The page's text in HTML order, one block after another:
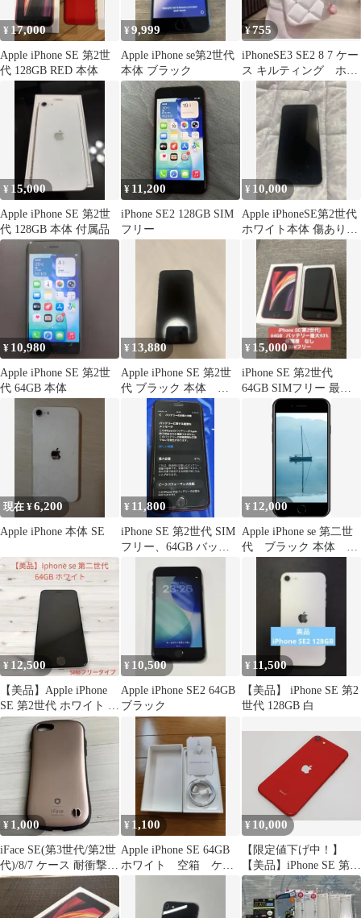
¥ 17,000
Apple iPhone SE 第2世
代 128GB RED 本体
¥9,999
Apple iPhone se第2世代
本体 ブラック
¥755
iPhoneSE3 SE2 8 7 ケー
ス キルティング ホワ
イト
¥ 15,000
Apple iPhone SE 第2世
代 128GB 本体 付属品
¥ 11,200
iPhone SE2 128GB SIM
フリー
¥ 10,000
Apple iPhoneSE第2世代
ホワイト本体 傷ありバ
ッテリー最大容量76%
¥ 10,980
Apple iPhone SE 第2世
代 64GB 本体
¥ 13,880
Apple iPhone SE 第2世
代 ブラック 本体
¥ 15,000
iPhone SE 第2世代
64GB SIMフリー 最大
電池93%
現在 ¥6,200
Apple iPhone 本体 SE
¥ 11,800
iPhone SE 第2世代 SIM
フリー、64GB バッテ
¥ 12,000
Apple iPhone se 第二世
代 ブラック 本体 未
¥ 12,500
【美品】Apple iPhone
SE 第2世代 ホワイト 本
体
¥ 10,500
Apple iPhone SE2 64GB
ブラック
¥ 11,500
【美品】 iPhone SE 第2
世代 128GB 白
¥ 1,000
iFace SE(第3世代/第2世
代)/8/7 ケース 耐衝撃
ローズゴールド
¥ 1,100
Apple iPhone SE 64GB
ホワイト 空箱 ケー
¥10,000
【限定値下げ中！】
【美品】iPhone SE 第2
世代 64GB レッド SIM
フリー 本体【A】